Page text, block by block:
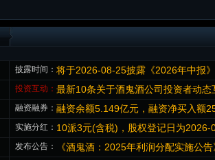
披露时间： 将于2026-08-25披露《2026年中报》
投资互动： 最新10条关于酒鬼酒公司投资者动态
融资融券： 融资余额5.149亿元，融资净买入额
实施分红： 10派3元(含税)，股权登记日为
发布公告： 《酒鬼酒：2025年利润分配实施公告